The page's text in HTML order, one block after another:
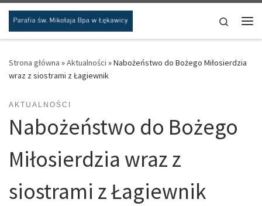
Przejdź do treści
Search
Strona główna »Aktualności »Nabożeństwo do Bożego Miłosierdzia
wraz z siostrami z Łagiewnik
AKTUALNOŚCI
Nabożeństwo do Bożego
Miłosierdzia wraz z
siostrami z Łagiewnik